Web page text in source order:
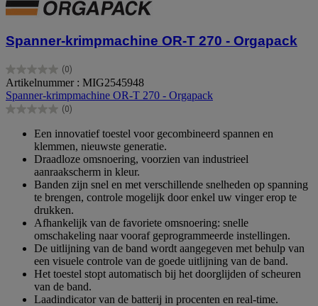
Spanner-krimpmachine OR-T 270 - Orgapack
(0)
0.0
van
de
5
Artikelnummer : MIG2545948
Spanner-krimpmachine OR-T 270 - Orgapack
(0)
0.0
sterren.
Een innovatief toestel voor gecombineerd spannen en
klemmen, nieuwste generatie.
Draadloze omsnoering, voorzien van industrieel
aanraakscherm in kleur.
Banden zijn snel en met verschillende snelheden op spanning
te brengen, controle mogelijk door enkel uw vinger erop te
drukken.
Afhankelijk van de favoriete omsnoering: snelle
omschakeling naar vooraf geprogrammeerde instellingen.
De uitlijning van de band wordt aangegeven met behulp van
een visuele controle van de goede uitlijning van de band.
Het toestel stopt automatisch bij het doorglijden of scheuren
van de band.
Laadindicator van de batterij in procenten en real-time.